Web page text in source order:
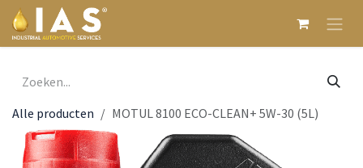
Overslaan naar inhoud
Alle producten MOTUL 8100 ECO-CLEAN+ 5W-30 (5L)